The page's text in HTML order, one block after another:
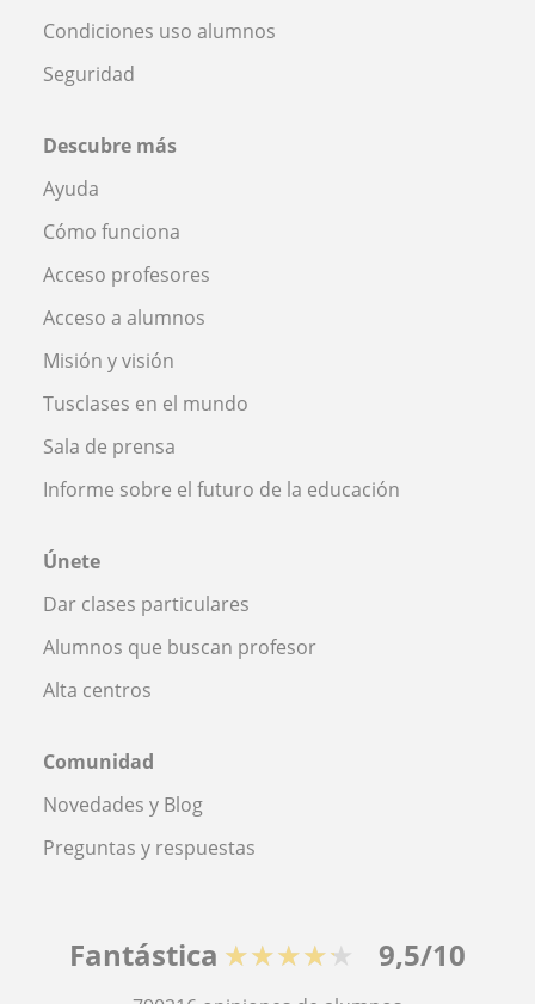
Condiciones uso alumnos
Seguridad
Descubre más
Ayuda
Cómo funciona
Acceso profesores
Acceso a alumnos
Misión y visión
Tusclases en el mundo
Sala de prensa
Informe sobre el futuro de la educación
Únete
Dar clases particulares
Alumnos que buscan profesor
Alta centros
Comunidad
Novedades y Blog
Preguntas y respuestas
Fantástica ★★★★★ 9,5/10